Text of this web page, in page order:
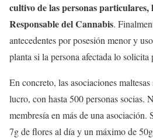
cultivo de las personas
Responsable del Cannabis.
antecedentes por posesión menor y
planta si la persona afectada lo solicita
En concreto, las asociaciones
lucro, con hasta 500 personas socias.
membresía en más de una asociación.
7g de flores al día y un máximo de